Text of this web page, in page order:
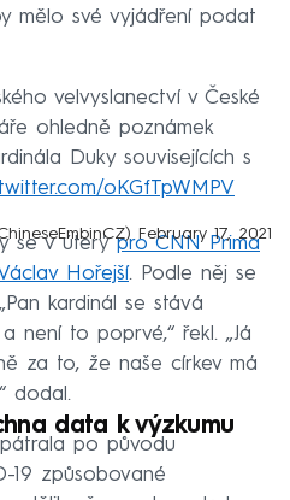
mělo své vyjádření podat
velvyslanectví v České
ohledně poznámek
Duky souvisejících s
oKGfTpWMPV
February 17, 2021
se v úterýpro CNN Prima
Hořejší. Podle něj se
kardinál se stává
není to poprvé,“ řekl. „Já
za to, že naše církev má
dodal.
data k výzkumu
po původu
19 způsobované